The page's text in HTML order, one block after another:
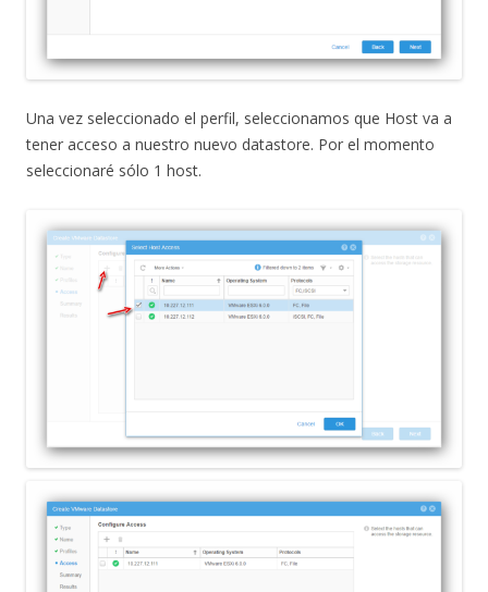
Una vez seleccionado el perfil, seleccionamos que Host va a
tener acceso a nuestro nuevo datastore. Por el momento
seleccionaré sólo 1 host.